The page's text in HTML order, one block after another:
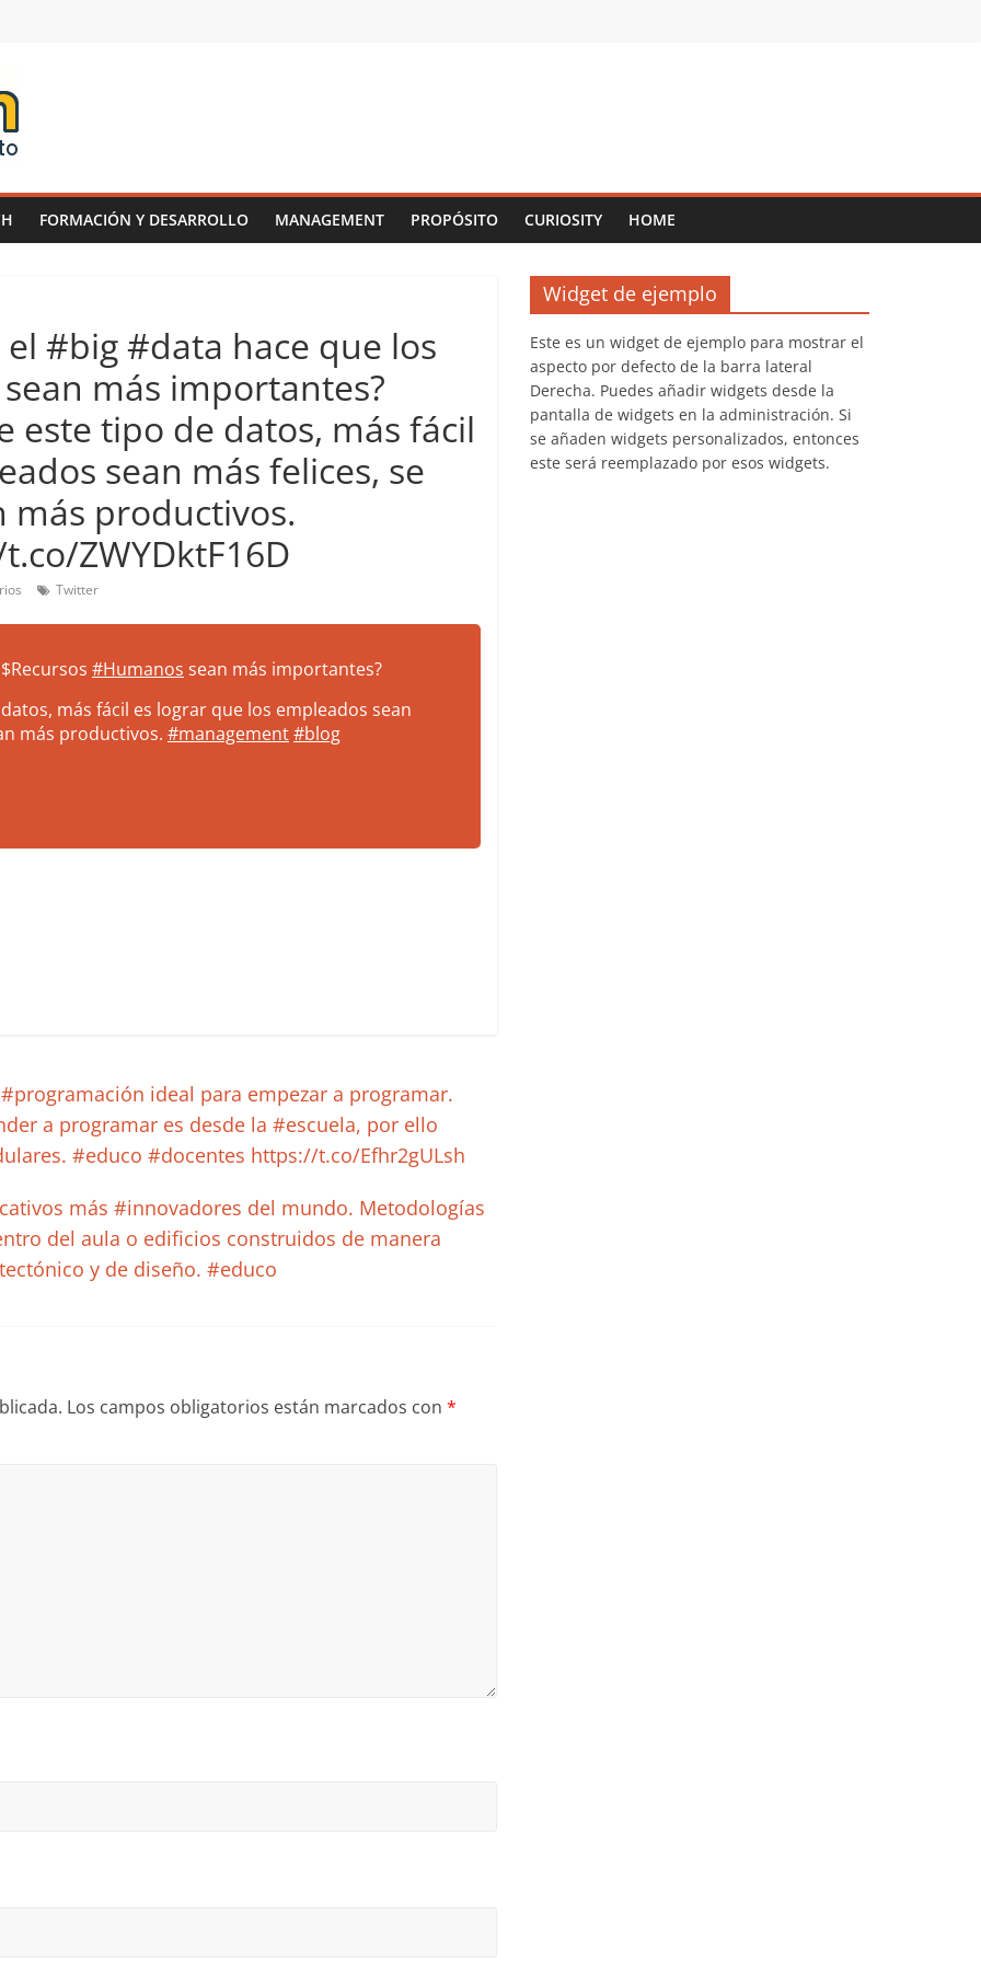
FORMACIÓN Y DESARROLLO MANAGEMENT PROPÓSITO CURIOSITY HOME
el #big #data hace que los
más importantes?
este tipo de datos, más fácil
sean más felices, se
más productivos.
ZWYDktF16D
Twitter
#Humanos sean más importantes?
más fácil es lograr que los empleados sean
más productivos. #management#blog
ideal para empezar a programar.
a programar es desde la #escuela, por ello
#educo #docentes https://t.co/Efhr2gULsh
más #innovadores del mundo. Metodologías
del aula o edificios construidos de manera
y de diseño. #educo
Los campos obligatorios están marcados con *
Widget de ejemplo
Este es un widget de ejemplo para mostrar el
aspecto por defecto de la barra lateral
Derecha. Puedes añadir widgets desde la
pantalla de widgets en la administración. Si
se añaden widgets personalizados, entonces
este será reemplazado por esos widgets.